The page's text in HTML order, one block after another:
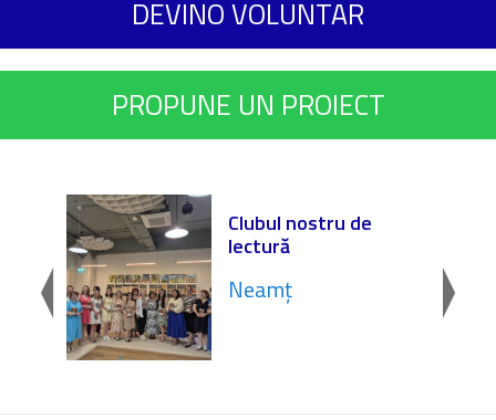
DEVINO VOLUNTAR
PROPUNE UN PROIECT
Clubul nostru de
lectură
Neamț